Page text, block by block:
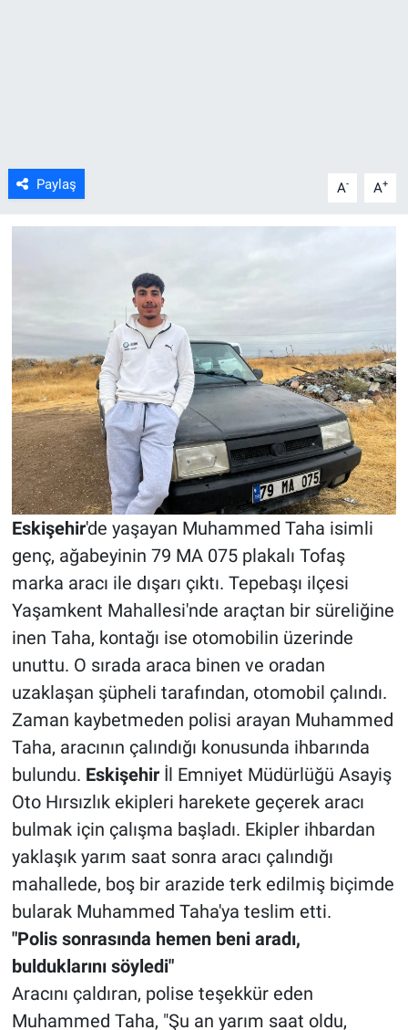
Paylaş A- A+
Eskişehir'de yaşayan Muhammed Taha isimli
genç, ağabeyinin 79 MA 075 plakalı Tofaş
marka aracı ile dışarı çıktı. Tepebaşı ilçesi
Yaşamkent Mahallesi'nde araçtan bir süreliğine
inen Taha, kontağı ise otomobilin üzerinde
unuttu. O sırada araca binen ve oradan
uzaklaşan şüpheli tarafından, otomobil çalındı.
Zaman kaybetmeden polisi arayan Muhammed
Taha, aracının çalındığı konusunda ihbarında
bulundu. Eskişehirİl Emniyet Müdürlüğü Asayiş
Oto Hırsızlık ekipleri harekete geçerek aracı
bulmak için çalışma başladı. Ekipler ihbardan
yaklaşık yarım saat sonra aracı çalındığı
mahallede, boş bir arazide terk edilmiş biçimde
bularak Muhammed Taha'ya teslim etti.
"Polis sonrasında hemen beni aradı,
bulduklarını söyledi"
Aracını çaldıran, polise teşekkür eden
Muhammed Taha, "Şu an yarım saat oldu,